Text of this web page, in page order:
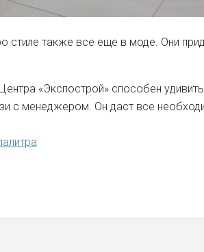
стиле также все еще в моде. Они
«Экспострой» способен удивить
с менеджером. Он даст все